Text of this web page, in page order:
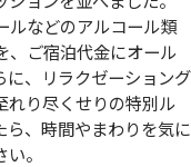
ルなどのアルコール類
、ご宿泊代金にオール
に、リラクゼーショング
れり尽くせりの特別ル
、時間やまわりを気に
。